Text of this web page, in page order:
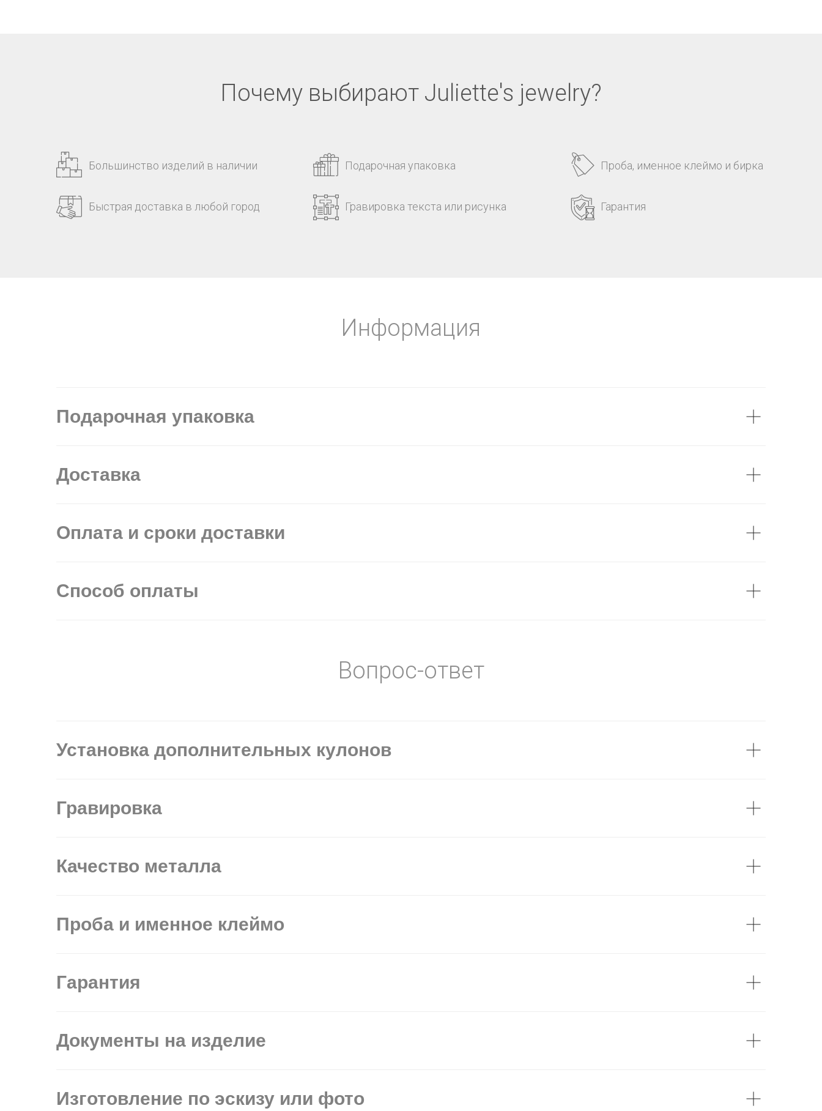
Почему выбирают Juliette's jewelry?
Большинство изделий в наличии
Быстрая доставка в любой город
Подарочная упаковка
Гравировка текста или рисунка
Проба, именное клеймо и бирка
Гарантия
Информация
Подарочная упаковка
Доставка
Оплата и сроки доставки
Способ оплаты
Вопрос-ответ
Установка дополнительных кулонов
Гравировка
Качество металла
Проба и именное клеймо
Гарантия
Документы на изделие
Изготовление по эскизу или фото